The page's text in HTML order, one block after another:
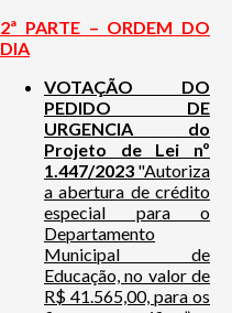
2ª PARTE – ORDEM DO
DIA
VOTAÇÃO DO
PEDIDO DE
URGENCIA do
Projeto de Lei nº
1.447/2023 "Autoriza
a abertura de crédito
especial para o
Departamento
Municipal de
Educação, no valor de
R$ 41.565,00, para os